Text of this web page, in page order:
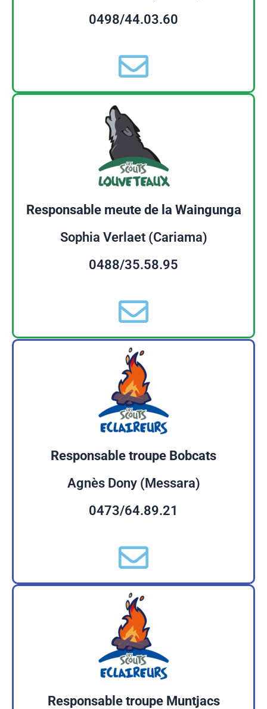
0498/44.03.60
Responsable meute de la Waingunga
Sophia Verlaet (Cariama)
0488/35.58.95
Responsable troupe Bobcats
Agnès Dony (Messara)
0473/64.89.21
Responsable troupe Muntjacs